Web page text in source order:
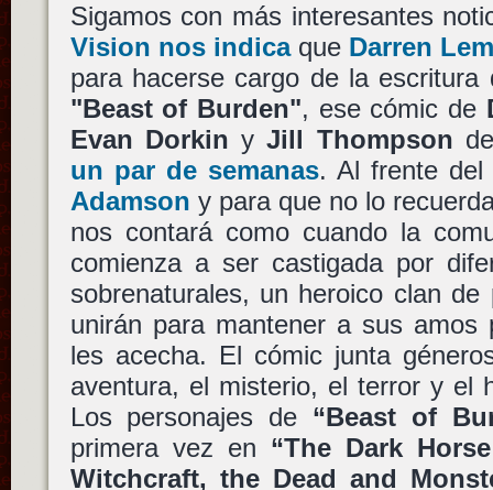
Sigamos con más interesantes
Vision nos indicaque Darren
para hacerse cargo de la escritura
"Beast of Burden", ese cómic de
Evan Dorkin yJill Thompson
un par de semanas. Al frente
Adamson y para que no lo
nos contará como cuando la
comienza a ser castigada por
sobrenaturales, un heroico clan
unirán para mantener a sus amos
les acecha. El cómic junta
aventura, el misterio, el terror y el
Los personajes de “Beast of
primera vez en “The Dark
Witchcraft, the Dead and